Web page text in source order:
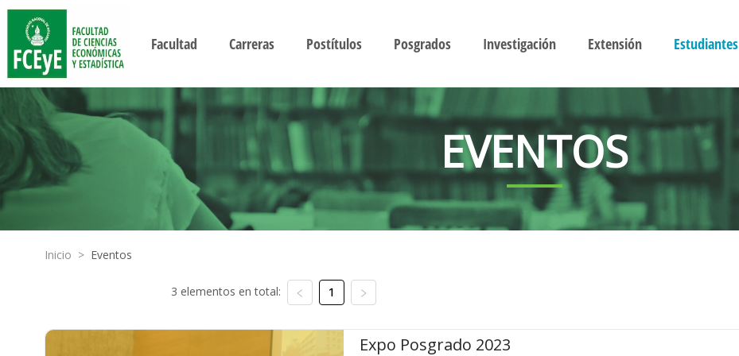
Facultad Carreras Postítulos Posgrados Investigación Extensión Estudiantes
EVENTOS
Inicio > Eventos
3 elementos en total: 1
Expo Posgrado 2023